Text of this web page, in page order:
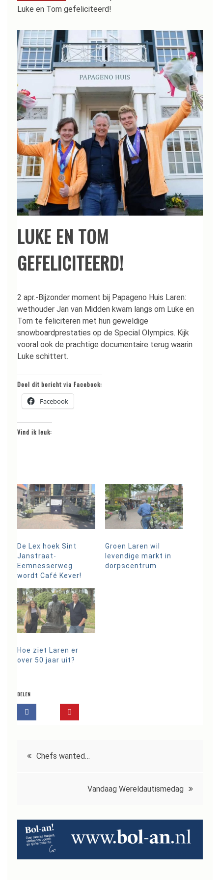
Luke en Tom gefeliciteerd!
LUKE EN TOM
GEFELICITEERD!
2 apr.-Bijzonder moment bij Papageno Huis Laren:
wethouder Jan van Midden kwam langs om Luke en
Tom te feliciteren met hun geweldige
snowboardprestaties op de Special Olympics. Kijk
vooral ook de prachtige documentaire terug waarin
Luke schittert.
Deel dit bericht via Facebook:
Facebook
Vind ik leuk:
De Lex hoek Sint
Janstraat-
Eemnesserweg
wordt Café Kever!
Groen Laren wil
levendige markt in
dorpscentrum
Hoe ziet Laren er
over 50 jaar uit?
DELEN
Bericht
Chefs wanted…
Vandaag Wereldautismedag